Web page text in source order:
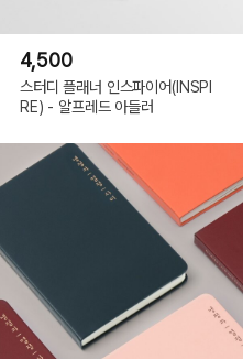
4,500
스터디 플래너 인스파이어(INSPI
RE) - 알프레드 아들러